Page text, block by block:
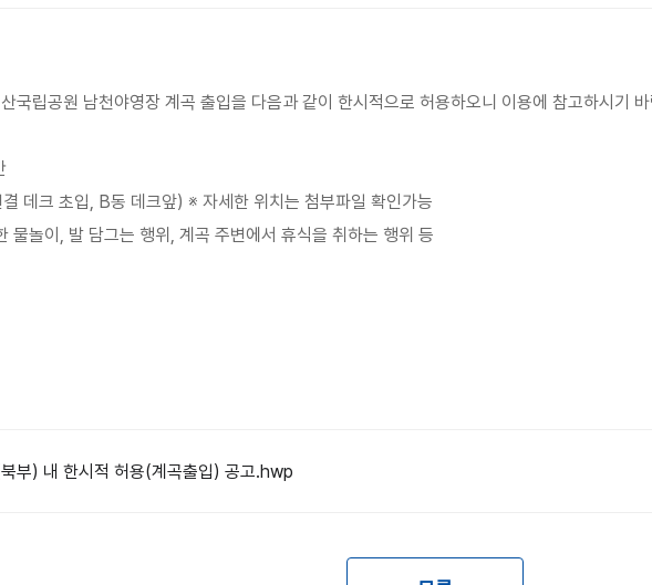
국립공원 남천야영장 계곡 출입을 다음과 같이 한시적으로 허용하오니 이용에 참고하시기
데크 초입, B동 데크앞) ※ 자세한 위치는 첨부파일 확인가능
놀이, 발 담그는 행위, 계곡 주변에서 휴식을 취하는 행위 등
부) 내 한시적 허용(계곡출입) 공고.hwp